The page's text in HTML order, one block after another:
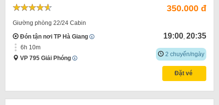
Giường phòng 22/24 Cabin
Đón tận nơi TP Hà Giang
6h 10m
VP 795 Giải Phóng
350.000 đ
19:00 20:35
2 chuyến/ngày
Đặt vé